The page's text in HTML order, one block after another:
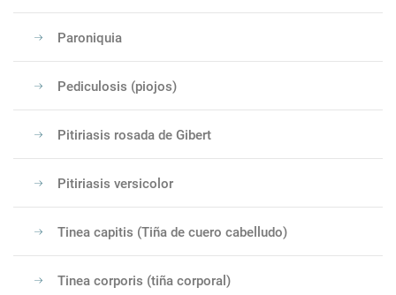
Paroniquia
Pediculosis (piojos)
Pitiriasis rosada de Gibert
Pitiriasis versicolor
Tinea capitis (Tiña de cuero cabelludo)
Tinea corporis (tiña corporal)